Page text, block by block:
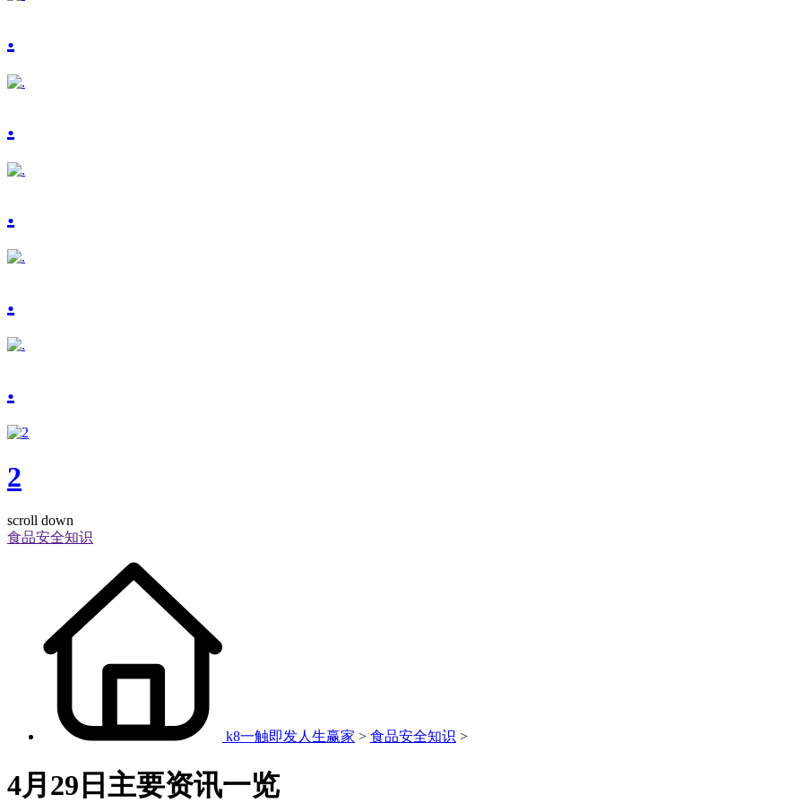
.
.
.
.
.
2
scroll down
食品安全知识
k8一触即发人生赢家 > 食品安全知识 >
4月29日主要资讯一览